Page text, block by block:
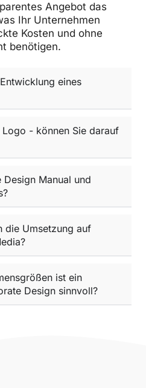
Angebot das
Ihr Unternehmen
Kosten und ohne
benötigen.
eines
- können Sie darauf
Manual und
die Umsetzung auf
ist ein
Design sinnvoll?